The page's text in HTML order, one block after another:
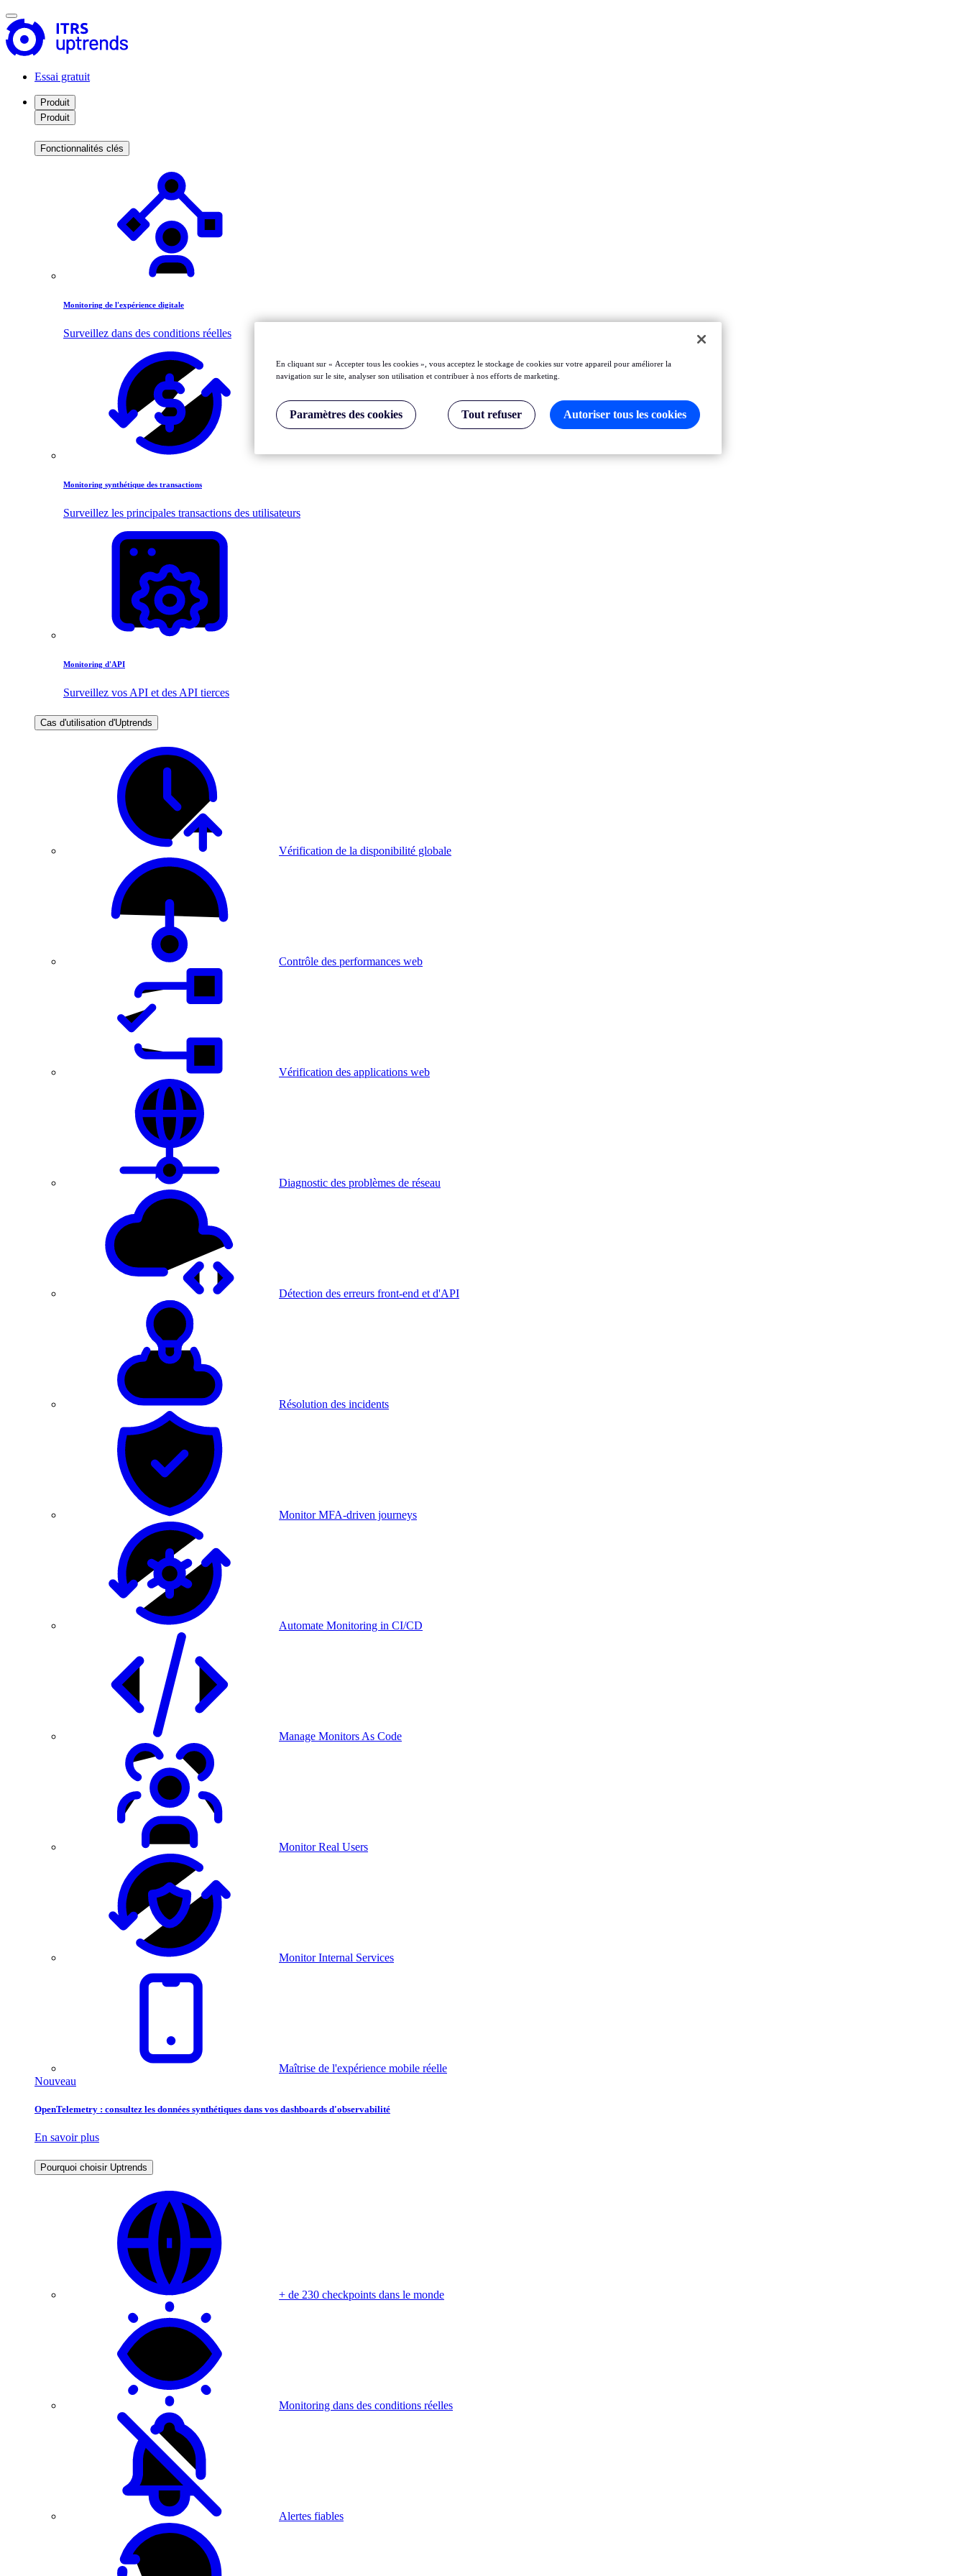
Essai gratuit
Produit
Produit
Fonctionnalités clés
Monitoring de l'expérience digitale
Surveillez dans des conditions réelles
Monitoring synthétique des transactions
Surveillez les principales transactions des utilisateurs
Monitoring d'API
Surveillez vos API et des API tierces
Cas d'utilisation d'Uptrends
Vérification de la disponibilité globale
Contrôle des performances web
Vérification des applications web
Diagnostic des problèmes de réseau
Détection des erreurs front-end et d'API
Résolution des incidents
Monitor MFA-driven journeys
Automate Monitoring in CI/CD
Manage Monitors As Code
Monitor Real Users
Monitor Internal Services
Maîtrise de l'expérience mobile réelle
Nouveau
OpenTelemetry : consultez les données synthétiques dans vos dashboards d'observabilité
En savoir plus
Pourquoi choisir Uptrends
+ de 230 checkpoints dans le monde
Monitoring dans des conditions réelles
Alertes fiables
En cliquant sur « Accepter tous les cookies », vous acceptez le stockage de cookies sur votre appareil pour améliorer la
navigation sur le site, analyser son utilisation et contribuer à nos efforts de marketing.
Paramètres des cookies Tout refuser Autoriser tous les cookies